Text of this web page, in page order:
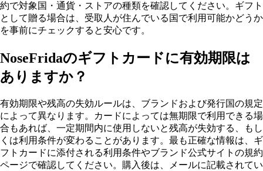
約で対象国・通貨・ストアの種類を確認してください。ギフト
として贈る場合は、受取人が住んでいる国で利用可能かどうか
を事前にチェックすると安心です。
NoseFridaのギフトカードに有効期限は
ありますか？
有効期限や残高の失効ルールは、ブランドおよび発行国の規定
によって異なります。カードによっては無期限で利用できる場
合もあれば、一定期間内に使用しないと残高が失効する、もし
くは利用条件が変わることがあります。最も正確な情報は、ギ
フトカードに添付される利用条件やブランド公式サイトの規約
ページで確認してください。購入後は、メールに記載されてい